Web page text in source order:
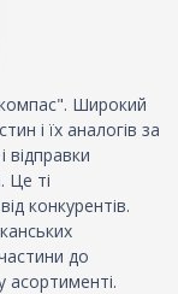
Широкий
і їх аналогів за
відправки
Це ті
конкурентів.
до